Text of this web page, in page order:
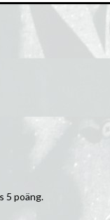
5 poäng.